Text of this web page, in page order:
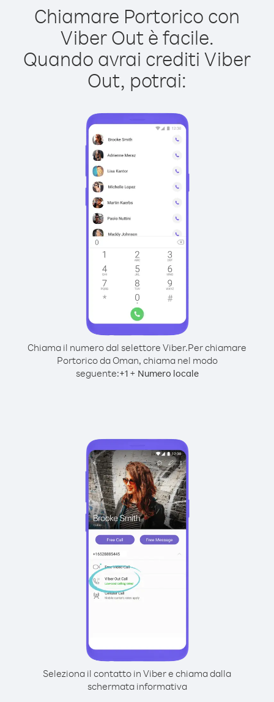
Chiamare Portorico con
Viber Out è facile.
Quando avrai crediti Viber
Out, potrai:
Chiama il numero dal selettore Viber.Per chiamare
Portorico da Oman, chiama nel modo
seguente:+1+ Numero locale
Seleziona il contatto in Viber e chiama dalla
schermata informativa